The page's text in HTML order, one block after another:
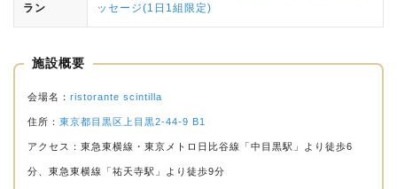
ラン
ッセージ(1日1組限定)
施設概要
会場名： ristorante scintilla
住所： 東京都目黒区上目黒2-44-9 B1
アクセス：東急東横線・東京メトロ日比谷線「中目黒駅」より徒歩6
分、東急東横線「祐天寺駅」より徒歩9分